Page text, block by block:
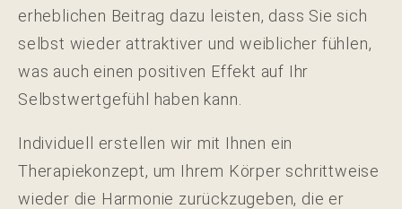
erheblichen Beitrag dazu leisten, dass Sie sich
selbst wieder attraktiver und weiblicher fühlen,
was auch einen positiven Effekt auf Ihr
Selbstwertgefühl haben kann.
Individuell erstellen wir mit Ihnen ein
Therapiekonzept, um Ihrem Körper schrittweise
wieder die Harmonie zurückzugeben, die er